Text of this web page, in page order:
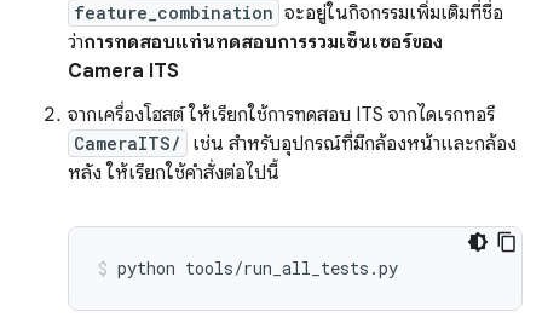
feature_combination จะอยู่ในกิจกรรมเพิ่มเติมที่ชื่อ
ว่าการทดสอบแท่นทดสอบการรวมเซ็นเซอร์ของ
Camera ITS
จากเครื่องโฮสต์ ให้เรียกใช้การทดสอบ ITS จากไดเรกทอรี
CameraITS/
เช่น สำหรับอุปกรณ์ที่มีกล้องหน้าและกล้อง
หลัง ให้เรียกใช้คำสั่งต่อไปนี้
python tools/run_all_tests.py